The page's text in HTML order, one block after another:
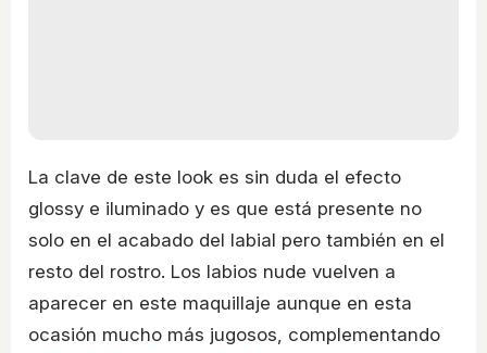
La clave de este look es sin duda el efecto
glossy e iluminado y es que está presente no
solo en el acabado del labial pero también en el
resto del rostro. Los labios nude vuelven a
aparecer en este maquillaje aunque en esta
ocasión mucho más jugosos, complementando